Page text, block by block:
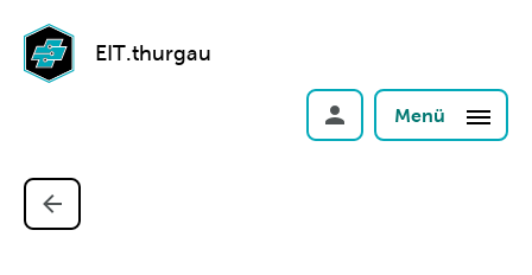
EIT.thurgau
Menü